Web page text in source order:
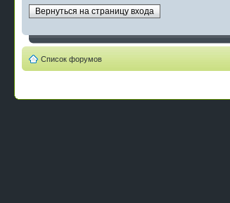
Вернуться на страницу входа
Список форумов